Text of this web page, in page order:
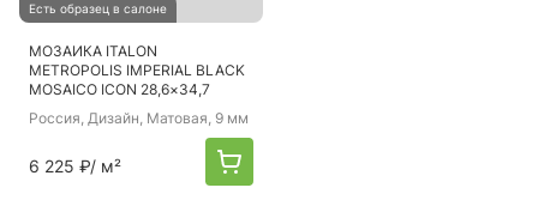
Есть образец в салоне
МОЗАИКА ITALON
METROPOLIS IMPERIAL BLACK
MOSAICO ICON 28,6×34,7
Россия, Дизайн, Матовая, 9 мм
6 225 ₽/ м²